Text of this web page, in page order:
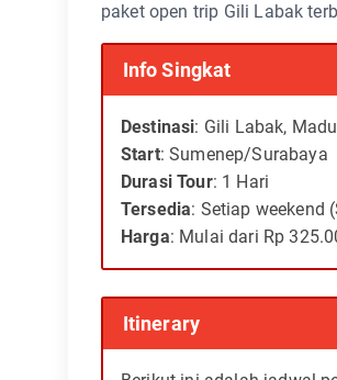
paket open trip Gili Labak
Info Singkat
Destinasi: Gili Labak,
Start: Sumenep/Surabaya
Durasi Tour: 1 Hari
Tersedia: Setiap weekend
Harga: Mulai dari Rp
Itinerary